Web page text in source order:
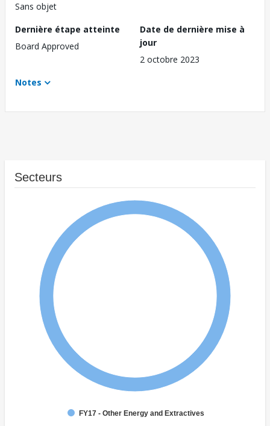
Sans objet
Dernière étape atteinte
Board Approved
Date de dernière mise à
jour
2 octobre 2023
Notes
Secteurs
FY17 - Other Energy and Extractives